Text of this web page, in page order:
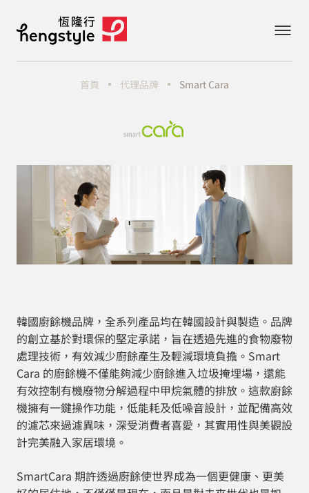
首頁 代理品牌 Smart Cara
韓國廚餘機品牌，全系列產品均在韓國設計與製造。品牌
的創立基於對環保的堅定承諾，旨在透過先進的食物廢物
處理技術，有效減少廚餘產生及輕減環境負擔。Smart
Cara 的廚餘機不僅能夠減少廚餘進入垃圾掩埋場，還能
有效控制有機廢物分解過程中甲烷氣體的排放。這款廚餘
機擁有一鍵操作功能，低能耗及低噪音設計，並配備高效
的濾芯來過濾異味，深受消費者喜愛，其實用性與美觀設
計完美融入家居環境。
SmartCara 期許透過廚餘使世界成為一個更健康、更美